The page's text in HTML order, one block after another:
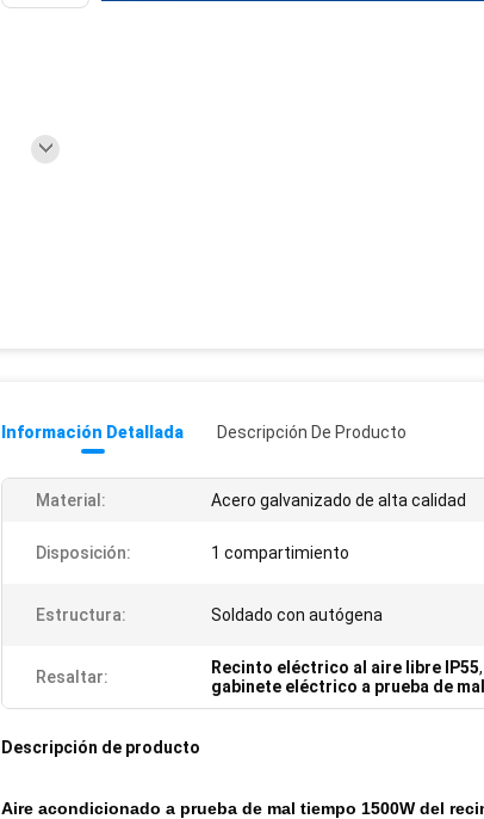
Información Detallada Descripción De Producto
Material: Acero galvanizado de alta calidad
Disposición: 1 compartimiento
Estructura: Soldado con autógena
Resaltar: Recinto eléctrico al aire libre IP55,
gabinete eléctrico a prueba de
Descripción de producto
Aire acondicionado a prueba de mal tiempo 1500W del